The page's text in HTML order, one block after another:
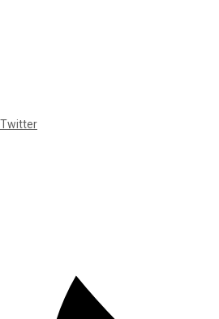
Twitter